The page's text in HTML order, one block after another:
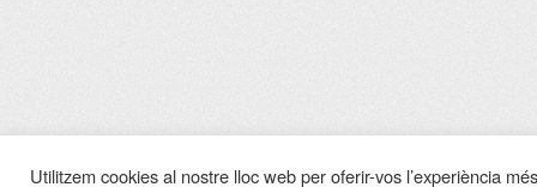
Utilitzem cookies al nostre lloc web per oferir-vos l’experiència